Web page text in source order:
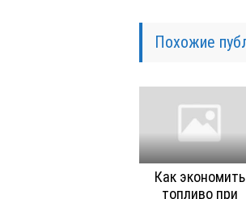
Похожие
Как экономить
топливо при